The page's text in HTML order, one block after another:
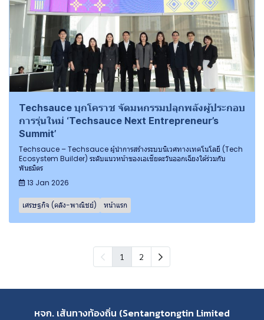
Techsauce บุกโคราช จัดมหกรรมปลุกพลังผู้ประกอบ
การรุ่นใหม่ ‘Techsauce Next Entrepreneur’s
Summit’
Techsauce – Techsauce ผู้นำการสร้างระบบนิเวศทางเทคโนโลยี (Tech
Ecosystem Builder) ระดับแนวหน้าของเอเชียตะวันออกเฉียงใต้ร่วมกับ
พันธมิตร
13 Jan 2026
เศรษฐกิจ (คลัง-พาณิชย์) หน้าแรก
1 2
หจก. เส้นทางท้องถิ่น (Sentangtongtin Limited